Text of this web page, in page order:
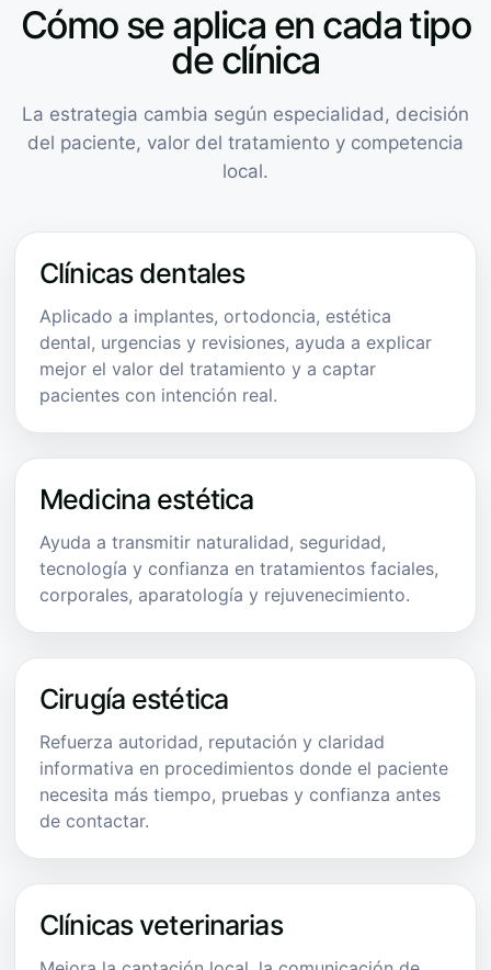
Cómo se aplica en cada tipo
de clínica
La estrategia cambia según especialidad, decisión
del paciente, valor del tratamiento y competencia
local.
Clínicas dentales
Aplicado a implantes, ortodoncia, estética
dental, urgencias y revisiones, ayuda a explicar
mejor el valor del tratamiento y a captar
pacientes con intención real.
Medicina estética
Ayuda a transmitir naturalidad, seguridad,
tecnología y confianza en tratamientos faciales,
corporales, aparatología y rejuvenecimiento.
Cirugía estética
Refuerza autoridad, reputación y claridad
informativa en procedimientos donde el paciente
necesita más tiempo, pruebas y confianza antes
de contactar.
Clínicas veterinarias